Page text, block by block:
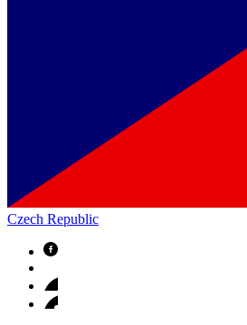
Czech Republic